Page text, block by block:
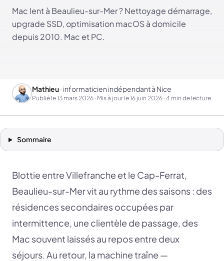
Mac lent à Beaulieu-sur-Mer ? Nettoyage démarrage,
upgrade SSD, optimisation macOS à domicile
depuis 2010. Mac et PC.
Mathieu· informaticien indépendant à Nice
Publié le13 mars 2026 · Mis à jour le16 juin 2026 · 4 min de lecture
Sommaire
Blottie entre Villefranche et le Cap-Ferrat,
Beaulieu-sur-Mer vit au rythme des saisons : des
résidences secondaires occupées par
intermittence, une clientèle de passage, des
Mac souvent laissés au repos entre deux
séjours. Au retour, la machine traîne —